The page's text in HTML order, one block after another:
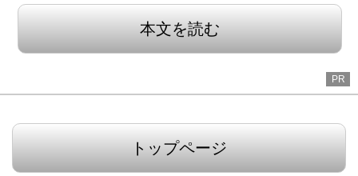
本文を読む
PR
トップページ